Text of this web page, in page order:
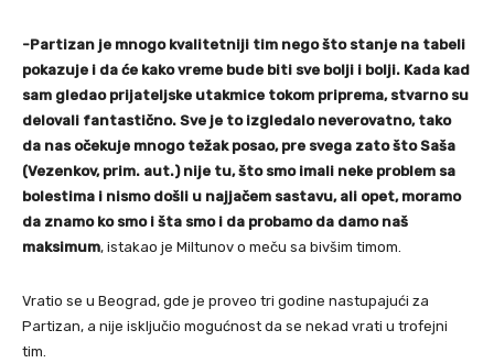
-Partizan je mnogo kvalitetniji tim nego što stanje na tabeli
pokazuje i da će kako vreme bude biti sve bolji i bolji. Kada kad
sam gledao prijateljske utakmice tokom priprema, stvarno su
delovali fantastično. Sve je to izgledalo neverovatno, tako
da nas očekuje mnogo težak posao, pre svega zato što Saša
(Vezenkov, prim. aut.) nije tu, što smo imali neke problem sa
bolestima i nismo došli u najjačem sastavu, ali opet, moramo
da znamo ko smo i šta smo i da probamo da damo naš
maksimum, istakao je Miltunov o meču sa bivšim timom.
Vratio se u Beograd, gde je proveo tri godine nastupajući za
Partizan, a nije isključio mogućnost da se nekad vrati u trofejni
tim.